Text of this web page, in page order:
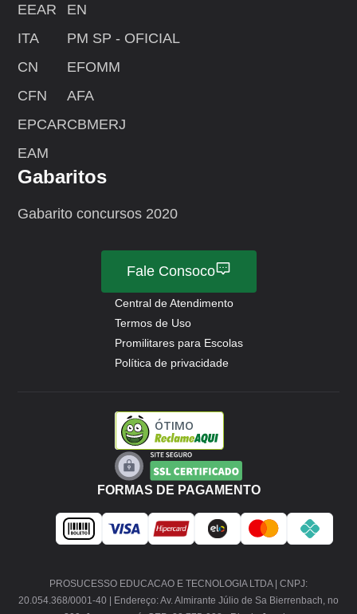
EEAR
ITA
CN
CFN
EPCAR
EAM
EN
PM SP - OFICIAL
EFOMM
AFA
CBMERJ
Gabaritos
Gabarito concursos 2020
Central de Atendimento
Termos de Uso
Promilitares para Escolas
Política de privacidade
Fale Consoco
ÓTIMO
FORMAS DE PAGAMENTO
PROSUCESSO EDUCACAO E TECNOLOGIA LTDA | CNPJ:
20.054.368/0001-40 | Endereço: Av. Almirante Júlio de Sa Bierrenbach, no